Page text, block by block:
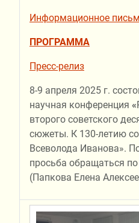
Информационное
ПРОГРАММА
Пресс-релиз
8-9 апреля 2025 г.
научная конференция «
второго советского
сюжеты. К 130-летию
Всеволода Иванова».
просьба обращаться
(Папкова Елена